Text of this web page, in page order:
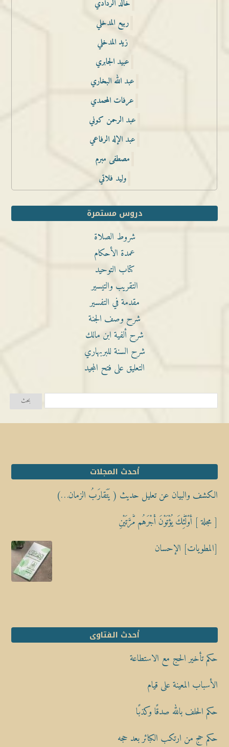
خالد الردادي
ربيع المدخلي
زيد المدخلي
عبيد الجابري
عبد الله البخاري
عرفات المحمدي
عبد الرحمن كوني
عبد الإله الرفاعي
مصطفى مبرم
وليد فلاتي
دروس مستمرة
شروط الصلاة
عمدة الأحكام
كتاب التوحيد
التقريب والتيسير
مقدمة في التفسير
شرح وصف الجنة
شرح ألفية ابن مالك
شرح السنة للبربهاري
التعليق على فتح المجيد
أحدث المجلات
الكشف والبيان عن تعليل حديث ( يَتَقارَبُ الزمان…)
[ مجلة ] أُوْلَٰٓئِكَ يُؤْتَوْنَ أَجْرَهُم مَّرَّتَيْنِ
[المطويات] الإحسان
أحدث الفتاوى
حكم تأخير الحج مع الاستطاعة
الأسباب المعينة على قيام
حكم الحلف بالله صدقًا وكذبًا
حكم حج من ارتكب الكبائر بعد حجه